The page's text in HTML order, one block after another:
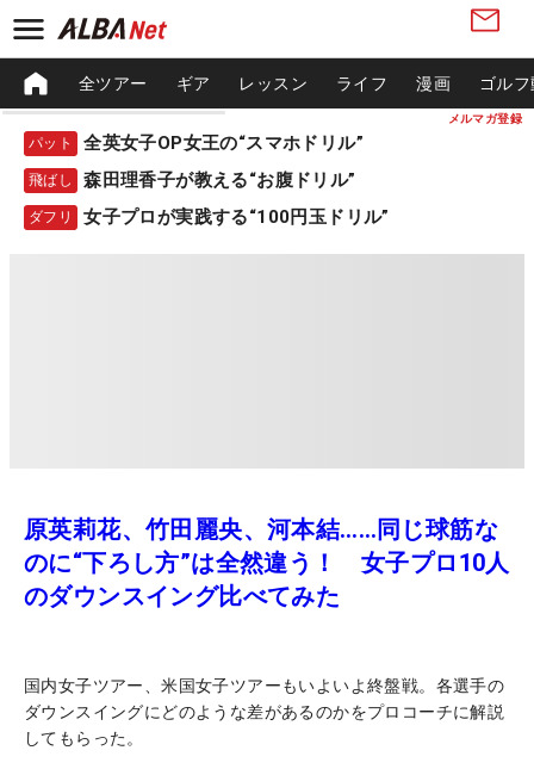
メルマガ登録
全ツアー ギア レッスン ライフ 漫画 ゴル
パット 全英女子OP女王の“スマホドリル”
飛ばし 森田理香子が教える“お腹ドリル”
ダフリ 女子プロが実践する“100円玉ドリル”
原英莉花、竹田麗央、河本結……同じ球筋な
のに“下ろし方”は全然違う！ 女子プロ10人
のダウンスイング比べてみた
国内女子ツアー、米国女子ツアーもいよいよ終盤戦。各選手の
ダウンスイングにどのような差があるのかをプロコーチに解説
してもらった。